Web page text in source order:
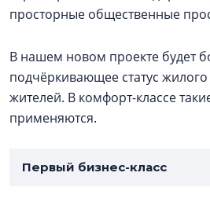
просторные общественные
В нашем новом проекте будет
подчёркивающее статус
жителей. В комфорт-классе
применяются.
Первый бизнес-класс